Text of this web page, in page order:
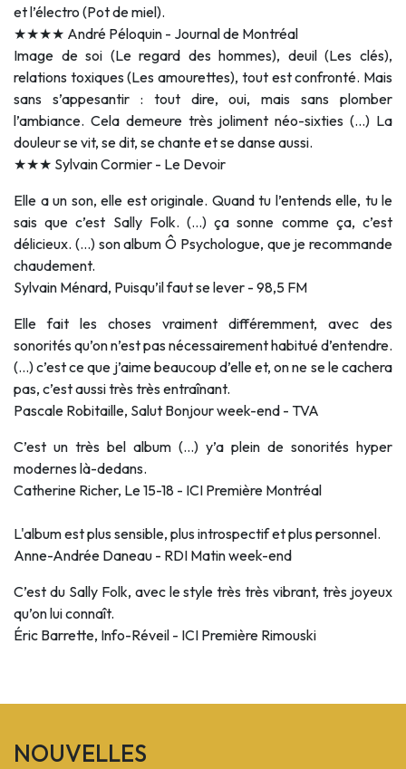
et l’électro (Pot de miel).
★★★★ André Péloquin - Journal de Montréal
Image de soi (Le regard des hommes), deuil (Les clés),
relations toxiques (Les amourettes), tout est confronté. Mais
sans s’appesantir : tout dire, oui, mais sans plomber
l’ambiance. Cela demeure très joliment néo-sixties (...) La
douleur se vit, se dit, se chante et se danse aussi.
★★★ Sylvain Cormier - Le Devoir
Elle a un son, elle est originale. Quand tu l’entends elle, tu le
sais que c’est Sally Folk. (...) ça sonne comme ça, c’est
délicieux. (...) son album Ô Psychologue, que je recommande
chaudement.
Sylvain Ménard, Puisqu’il faut se lever - 98,5 FM
Elle fait les choses vraiment différemment, avec des
sonorités qu’on n’est pas nécessairement habitué d’entendre.
(...) c’est ce que j’aime beaucoup d’elle et, on ne se le cachera
pas, c’est aussi très très entraînant.
Pascale Robitaille, Salut Bonjour week-end - TVA
C’est un très bel album (...) y’a plein de sonorités hyper
modernes là-dedans.
Catherine Richer, Le 15-18 - ICI Première Montréal
L'album est plus sensible, plus introspectif et plus personnel.
Anne-Andrée Daneau - RDI Matin week-end
C’est du Sally Folk, avec le style très très vibrant, très joyeux
qu’on lui connaît.
Éric Barrette, Info-Réveil - ICI Première Rimouski
NOUVELLES